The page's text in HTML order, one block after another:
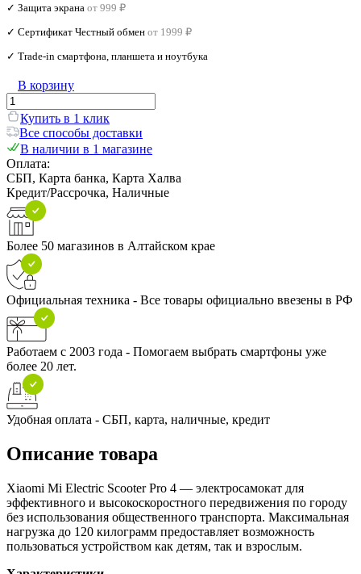
✓ Защита экрана от 999 ₽
✓ Сертификат Честный обмен от 1999 ₽
✓ Trade‑in смартфона, планшета и ноутбука
В корзину
Купить в 1 клик
Все способы доставки
В наличии в 1 магазине
Оплата:
СБП, Карта банка, Карта Халва
Кредит/Рассрочка, Наличные
Более 50 магазинов в Алтайском крае
Официальная техника - Все товары официально ввезены в РФ
Работаем с 2003 года - Помогаем выбрать смартфоны уже
более 20 лет.
Удобная оплата - СБП, карта, наличные, кредит
Описание товара
Xiaomi Mi Electric Scooter Pro 4 — электросамокат для
эффективного и высокоскоростного передвижения по городу
без использования общественного транспорта. Максимальная
нагрузка до 120 килограмм предоставляет возможность
пользоваться устройством как детям, так и взрослым.